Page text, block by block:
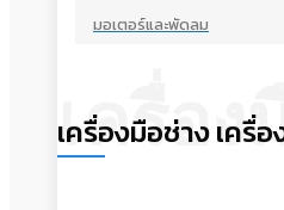
มอเตอร์และพัดลม
เครื่อง
เครื่องมือช่าง เครื่